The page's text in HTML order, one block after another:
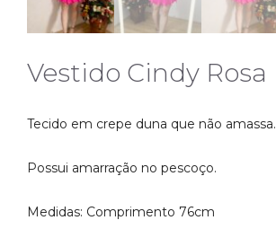
Vestido Cindy Rosa
Tecido em crepe duna que não amassa.
Possui amarração no pescoço.
Medidas: Comprimento 76cm